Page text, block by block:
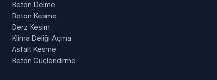
Beton Delme
Beton Kesme
Derz Kesim
Klima Deliği Açma
Asfalt Kesme
Beton Güçlendirme